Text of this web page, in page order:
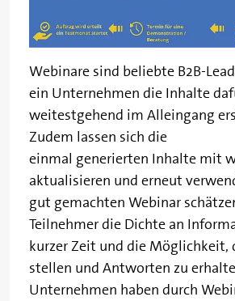
Webinare sind beliebte B2B-
ein Unternehmen die Inhalte
weitestgehend im Alleingang
Zudem lassen sich die
einmal generierten Inhalte mit
aktualisieren und erneut
gut gemachten Webinar
Teilnehmer die Dichte an
kurzer Zeit und die Möglichkeit,
stellen und Antworten zu
Unternehmen haben durch